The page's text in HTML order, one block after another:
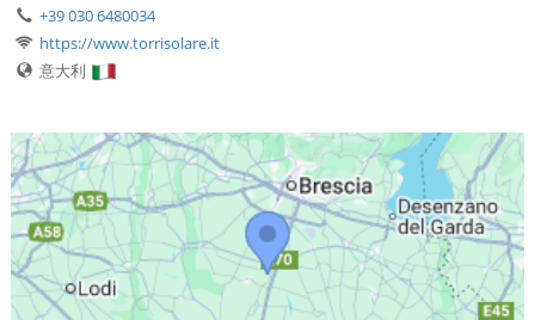
+39 030 6480034
https://www.torrisolare.it
意大利